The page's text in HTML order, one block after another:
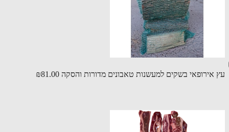
בשקים למעשנות טאבונים מדורות והסקה ₪81.00